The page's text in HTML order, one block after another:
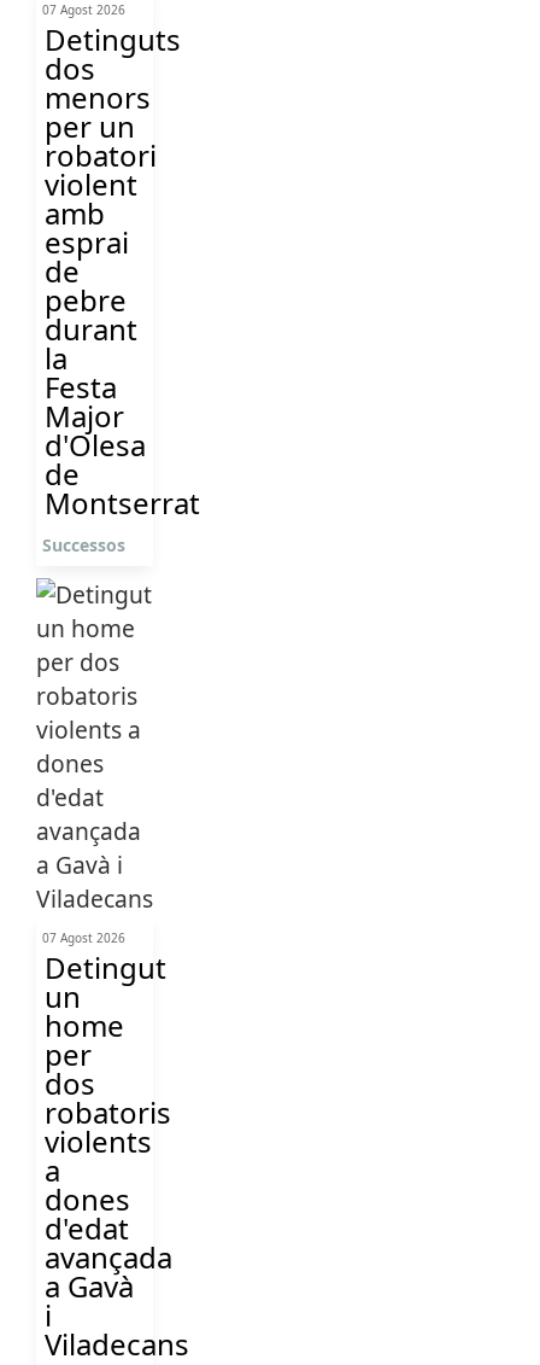
07 Agost 2026
Detinguts
dos
menors
per un
robatori
violent
amb
esprai
de
pebre
durant
la
Festa
Major
d'Olesa
de
Montserrat
Successos
07 Agost 2026
Detingut
un
home
per
dos
robatoris
violents
a
dones
d'edat
avançada
a Gavà
i
Viladecans